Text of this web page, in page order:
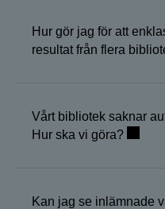
Hur gör jag för att
resultat från flera
Vårt bibliotek saknar
Hur ska vi göra?
Kan jag se inlämnade